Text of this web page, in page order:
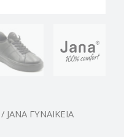
/ JANA ΓΥΝΑΙΚΕΙΑ